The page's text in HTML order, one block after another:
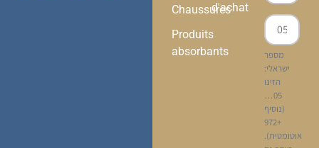
Chaussures
Produits
absorbants
d'achat
מספר
ישראלי:
הזינו
05…
(נוסיף
+972
אוטומטית).